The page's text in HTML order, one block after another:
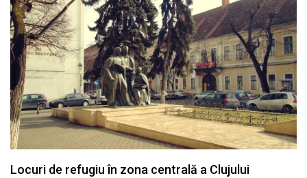
Locuri de refugiu în zona centrală a Clujului